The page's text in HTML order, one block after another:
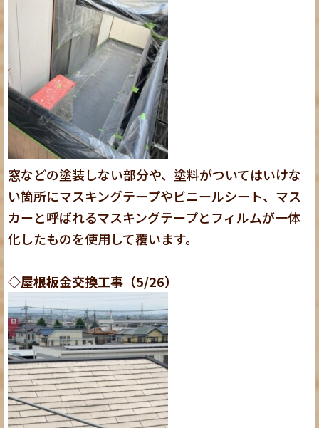
窓などの塗装しない部分や、塗料がついてはいけな
い箇所にマスキングテープやビニールシート、マス
カーと呼ばれるマスキングテープとフィルムが一体
化したものを使用して覆います。
◇屋根板金交換工事（5/26）